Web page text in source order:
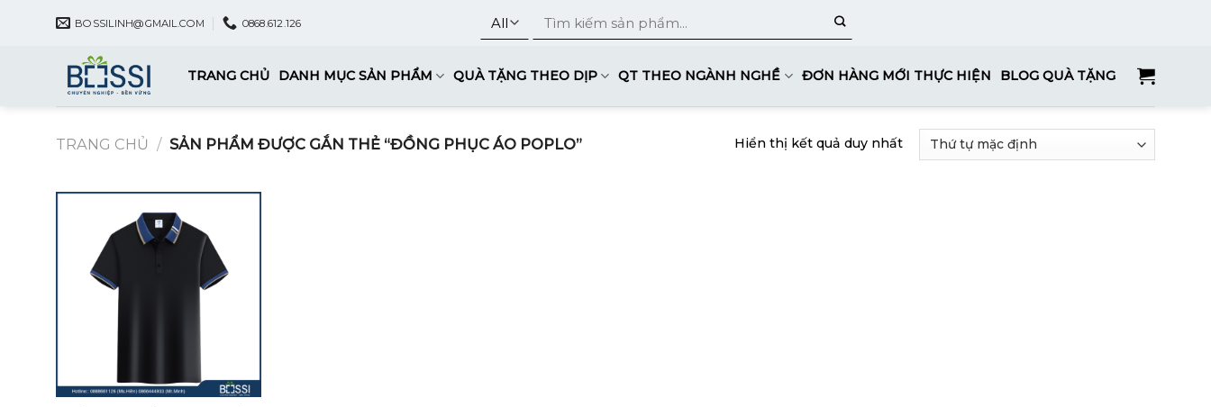
BOSSILINH@GMAIL.COM 0868.612.126
TRANG CHỦ DANH MỤC SẢN PHẨM QUÀ TẶNG THEO DỊP QT THEO NGÀNH NGHỀ ĐƠN HÀNG MỚI THỰC HIỆN BLOG QUÀ TẶNG
TRANG CHỦ / SẢN PHẨM ĐƯỢC GẮN THẺ “ĐỒNG PHỤC ÁO POPLO” Hiển thị kết quả duy nhất